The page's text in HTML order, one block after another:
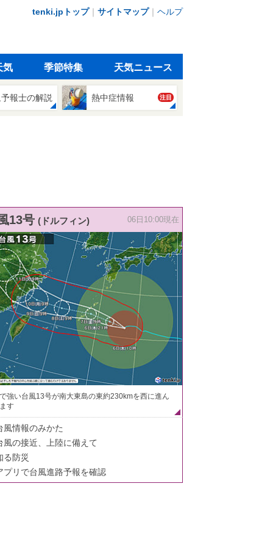
tenki.jpトップ｜ サイトマップ｜ ヘルプ
気 季節特集 天気ニュース
報士の解説 熱中症情報 注目
13号 (ドルフィン) 06日10:00現在
強い台風13号が南大東島の東約230kmを西に進ん
す
風情報のみかた
風の接近、上陸に備えて
る防災
プリで台風進路予報を確認